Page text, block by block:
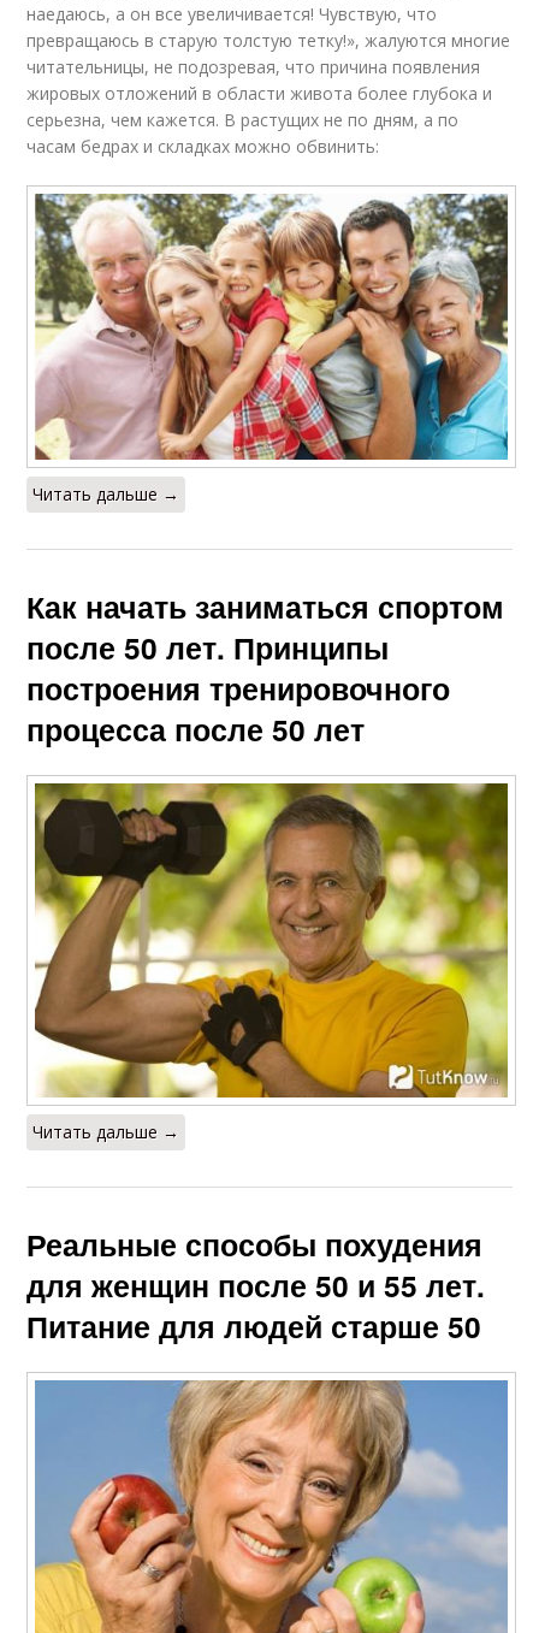
наедаюсь, а он все увеличивается! Чувствую, что
превращаюсь в старую толстую тетку!», жалуются многие
читательницы, не подозревая, что причина появления
жировых отложений в области живота более глубока и
серьезна, чем кажется. В растущих не по дням, а по
часам бедрах и складках можно обвинить:
Читать дальше →
Как начать заниматься спортом
после 50 лет. Принципы
построения тренировочного
процесса после 50 лет
Читать дальше →
Реальные способы похудения
для женщин после 50 и 55 лет.
Питание для людей старше 50